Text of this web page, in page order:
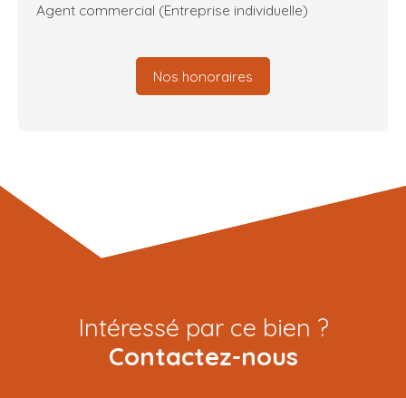
Agent commercial (Entreprise individuelle)
Nos honoraires
Intéressé par ce bien ?
Contactez-nous